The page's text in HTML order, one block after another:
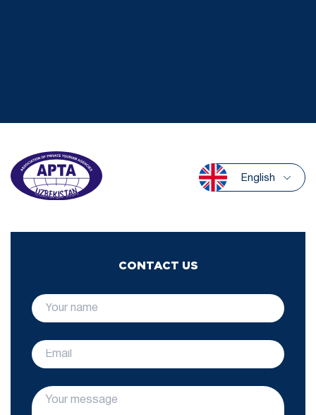
English
CONTACT US